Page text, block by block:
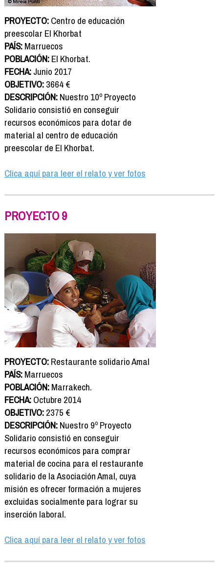
PROYECTO:Centro de educación
preescolar El Khorbat
PAÍS:Marruecos
POBLACIÓN:El Khorbat.
FECHA:Junio 2017
OBJETIVO:3664 €
DESCRIPCIÓN:Nuestro 10º Proyecto
Solidario consistió en conseguir
recursos económicos para dotar de
material al centro de educación
preescolar de El Khorbat.
Clica aquí para leer el relato y ver fotos
PROYECTO 9
PROYECTO:Restaurante solidario Amal
PAÍS:Marruecos
POBLACIÓN:Marrakech.
FECHA:Octubre 2014
OBJETIVO:2375 €
DESCRIPCIÓN:Nuestro 9º Proyecto
Solidario consistió en conseguir
recursos económicos para comprar
material de cocina para el restaurante
solidario de la Asociación Amal, cuya
misión es ofrecer formación a mujeres
excluidas socialmente para lograr su
inserción laboral.
Clica aquí para leer el relato y ver fotos